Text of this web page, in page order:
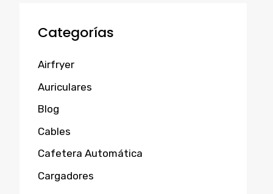
Categorías
Airfryer
Auriculares
Blog
Cables
Cafetera Automática
Cargadores